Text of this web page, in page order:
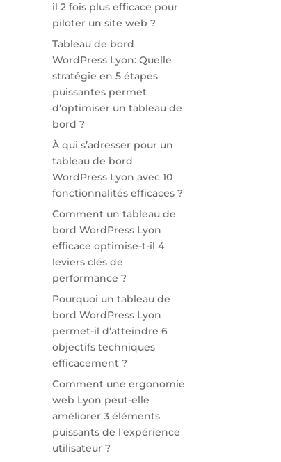
il 2 fois plus efficace pour
piloter un site web ?
Tableau de bord
WordPress Lyon: Quelle
stratégie en 5 étapes
puissantes permet
d’optimiser un tableau de
bord ?
À qui s’adresser pour un
tableau de bord
WordPress Lyon avec 10
fonctionnalités efficaces ?
Comment un tableau de
bord WordPress Lyon
efficace optimise-t-il 4
leviers clés de
performance ?
Pourquoi un tableau de
bord WordPress Lyon
permet-il d’atteindre 6
objectifs techniques
efficacement ?
Comment une ergonomie
web Lyon peut-elle
améliorer 3 éléments
puissants de l’expérience
utilisateur ?